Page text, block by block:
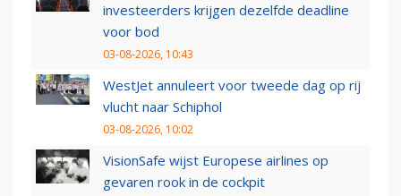
investeerders krijgen dezelfde deadline
voor bod
03-08-2026, 10:43
WestJet annuleert voor tweede dag op rij
vlucht naar Schiphol
03-08-2026, 10:02
VisionSafe wijst Europese airlines op
gevaren rook in de cockpit